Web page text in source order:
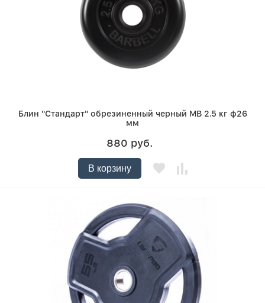
Блин "Стандарт" обрезиненный черный MB 2.5 кг ф26
мм
880 руб.
В корзину